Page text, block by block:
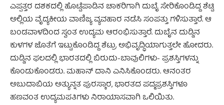
ಎಪ್ಪತ್ತರ ದಶಕದಲ್ಲಿ ಹೊಟ್ಟೆಪಾಡಿನ ಚಾಕರಿಗಾಗಿ ದುಬೈ ಸೇರಿಕೊಂಡಿದ್ದ ಶೆಟ್ಟಿ
ಅಲ್ಲಿಯ ವೈದ್ಯಕೀಯ ವಾಣಿಜ್ಯ ವ್ಯವಹಾರ ನಡೆಸಿ ಸಂಪತ್ತು ಗಳಿಸುತ್ತಾರೆ. ಆ
ಬಂಡವಾಳದಿಂದ ಸ್ವಂತ ಉದ್ಯಮ ಆರಂಭಿಸುತ್ತಾರೆ. ದುಬೈನ ದುಡ್ಡಿನ
ಕುಳಗಳ ಜೊತೆಗೆ ಇಟ್ಟುಕೊಂಡಿದ್ದ ಶೆಟ್ರು ಅಭಿವೃದ್ಧಿಯಾಗುತ್ತಲೇ ಹೋದರು.
ದುಡ್ಡಿನ ಫಲದಲ್ಲಿ ಭಾರತದಲ್ಲಿ ಬಿರುದು-ಬಾವುಲಿಗಳು- ಪ್ರಶಸ್ತಿಗಳನ್ನು
ಕೊಂಡುಕೊಂಡರು. ಮಹಾನ್ ದಾನಿ ಎನಿಸಿಕೊಂಡರು. ಆನಂತರ
ಅಬುದಾಬಿಯ ಅತ್ಯುನ್ನತ ಪುರಸ್ಕಾರ, ಭಾರತದ ಪದ್ಮಪ್ರಶಸ್ತಿಗಳೂ
ಹಣವಂತ ಉದ್ಯಮಪತಿಗಳು ನಿರಾಯಾಸವಾಗಿ ಒಲಿಯಿತು.